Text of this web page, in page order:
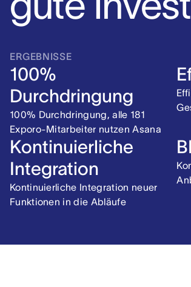
ERGEBNISSE
100%
Durchdringung
100% Durchdringung, alle 181
Exporo-Mitarbeiter nutzen Asana
Kontinuierliche
Integration
Kontinuierliche Integration neuer
Funktionen in die Abläufe